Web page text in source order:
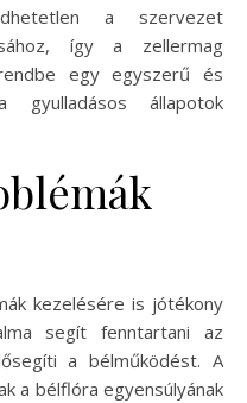
a szervezet
így a zellermag
egy egyszerű és
állapotok
kezelésére is jótékony
segít fenntartani az
a bélműködést. A
a bélflóra egyensúlyának